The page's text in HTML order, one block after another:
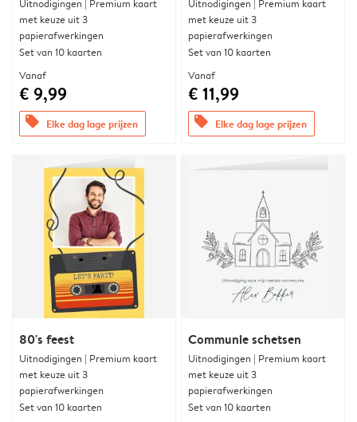
Uitnodigingen | Premium kaart
met keuze uit 3
papierafwerkingen
Set van 10 kaarten
Vanaf
€ 9,99
offers Elke dag lage prijzen
Uitnodigingen | Premium kaart
met keuze uit 3
papierafwerkingen
Set van 10 kaarten
Vanaf
€ 11,99
offers Elke dag lage prijzen
80's feest
Uitnodigingen | Premium kaart
met keuze uit 3
papierafwerkingen
Set van 10 kaarten
Communie schetsen
Uitnodigingen | Premium kaart
met keuze uit 3
papierafwerkingen
Set van 10 kaarten